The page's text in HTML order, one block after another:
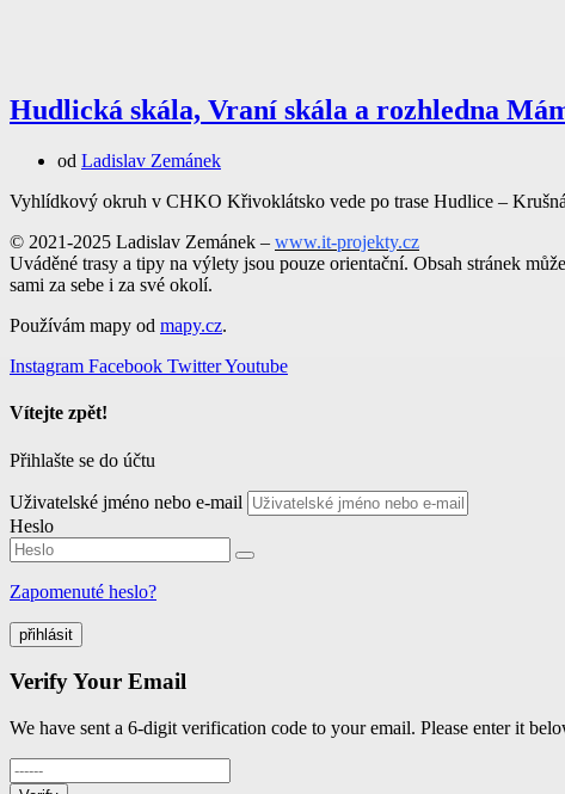
Hudlická skála, Vraní skála a rozhledna
od Ladislav Zemánek
Vyhlídkový okruh v CHKO Křivoklátsko vede po trase Hudlice –
© 2021-2025 Ladislav Zemánek – www.it-projekty.cz
Uváděné trasy a tipy na výlety jsou pouze orientační. Obsah stránek
sami za sebe i za své okolí.
Používám mapy od mapy.cz.
Instagram Facebook TwitterYoutube
Vítejte zpět!
Přihlašte se do účtu
Uživatelské jméno nebo e-mail
Heslo
Zapomenuté heslo?
přihlásit
Verify Your Email
We have sent a 6-digit verification code to your email. Please enter it